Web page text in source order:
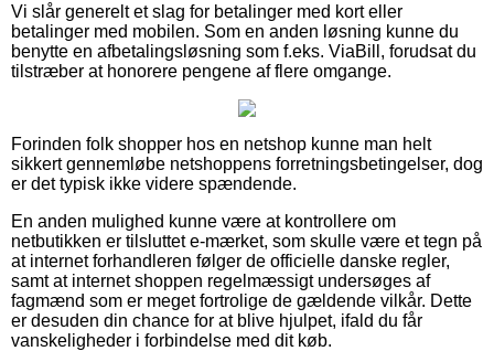
Vi slår generelt et slag for betalinger med kort eller
betalinger med mobilen. Som en anden løsning kunne du
benytte en afbetalingsløsning som f.eks. ViaBill, forudsat du
tilstræber at honorere pengene af flere omgange.
Forinden folk shopper hos en netshop kunne man helt
sikkert gennemløbe netshoppens forretningsbetingelser, dog
er det typisk ikke videre spændende.
En anden mulighed kunne være at kontrollere om
netbutikken er tilsluttet e-mærket, som skulle være et tegn på
at internet forhandleren følger de officielle danske regler,
samt at internet shoppen regelmæssigt undersøges af
fagmænd som er meget fortrolige de gældende vilkår. Dette
er desuden din chance for at blive hjulpet, ifald du får
vanskeligheder i forbindelse med dit køb.